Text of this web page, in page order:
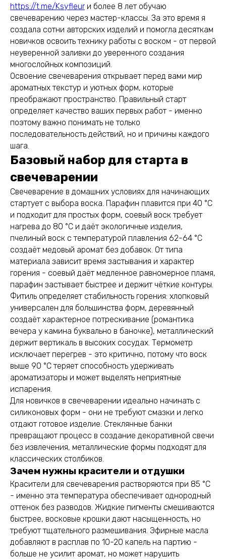
https://t.me/Ksyfleur и более 8 лет обучаю
свечеварению через мастер-классы. За это время я
создала сотни авторских изделий и помогла десяткам
новичков освоить технику работы с воском - от первой
неуверенной заливки до уверенного создания
многослойных композиций.
Освоение свечеварения открывает перед вами мир
ароматных текстур и уютных форм, которые
преображают пространство. Правильный старт
определяет качество ваших первых работ - именно
поэтому важно понимать не только
последовательность действий, но и причины каждого
шага.
Базовый набор для старта в
свечеварении
Свечеварение в домашних условиях для начинающих
стартует с выбора воска. Парафин плавится при 40 °C
и подходит для простых форм, соевый воск требует
нагрева до 80 °C и даёт экологичные изделия,
пчелиный воск с температурой плавления 62-64 °C
создаёт медовый аромат без добавок. От типа
материала зависит время застывания и характер
горения - соевый даёт медленное равномерное пламя,
парафин застывает быстрее и держит чёткие контуры.
Фитиль определяет стабильность горения: хлопковый
универсален для большинства форм, деревянный
создаёт характерное потрескивание (романтика
вечера у камина буквально в баночке), металлический
держит вертикаль в высоких сосудах. Термометр
исключает перегрев - это критично, потому что воск
выше 90 °C теряет способность удерживать
ароматизаторы и может выделять неприятные
испарения.
Для новичков в свечеварении идеально начинать с
силиконовых форм - они не требуют смазки и легко
отдают готовое изделие. Стеклянные банки
превращают процесс в создание декоративной свечи
без извлечения, металлические формы подходят для
классических столбиков.
Зачем нужны красители и отдушки
Красители для свечеварения растворяются при 85 °C
- именно эта температура обеспечивает однородный
оттенок без разводов. Жидкие пигменты смешиваются
быстрее, восковые крошки дают насыщенность, но
требуют тщательного размешивания. Эфирные масла
добавляют в расплав по 10-20 капель на партию -
больше не усилит аромат, но может нарушить